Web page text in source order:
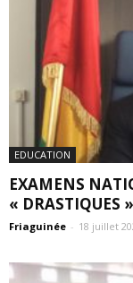
EDUCATION
EXAMENS
« DRASTIQUES
Friaguinée - 18 juillet